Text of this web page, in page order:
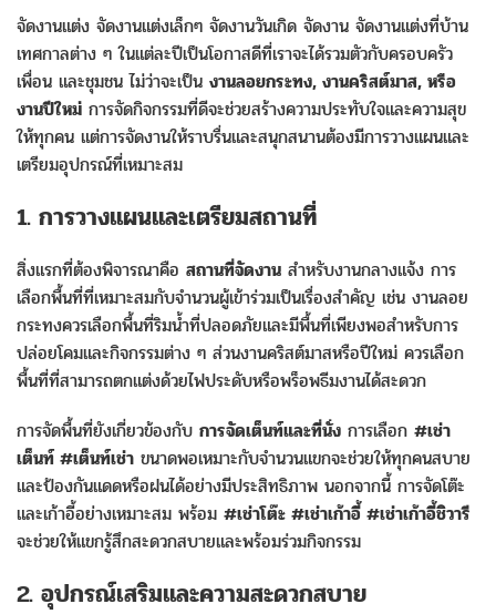
จัดงานแต่ง จัดงานแต่งเล็กๆ จัดงานวันเกิด จัดงาน จัดงานแต่งที่บ้าน
เทศกาลต่าง ๆ ในแต่ละปีเป็นโอกาสดีที่เราจะได้รวมตัวกับครอบครัว
เพื่อน และชุมชน ไม่ว่าจะเป็น งานลอยกระทง, งานคริสต์มาส, หรือ
งานปีใหม่ การจัดกิจกรรมที่ดีจะช่วยสร้างความประทับใจและความสุข
ให้ทุกคน แต่การจัดงานให้ราบรื่นและสนุกสนานต้องมีการวางแผนและ
เตรียมอุปกรณ์ที่เหมาะสม
1. การวางแผนและเตรียมสถานที่
สิ่งแรกที่ต้องพิจารณาคือ สถานที่จัดงาน สำหรับงานกลางแจ้ง การ
เลือกพื้นที่ที่เหมาะสมกับจำนวนผู้เข้าร่วมเป็นเรื่องสำคัญ เช่น งานลอย
กระทงควรเลือกพื้นที่ริมน้ำที่ปลอดภัยและมีพื้นที่เพียงพอสำหรับการ
ปล่อยโคมและกิจกรรมต่าง ๆ ส่วนงานคริสต์มาสหรือปีใหม่ ควรเลือก
พื้นที่ที่สามารถตกแต่งด้วยไฟประดับหรือพร็อพธีมงานได้สะดวก
การจัดพื้นที่ยังเกี่ยวข้องกับ การจัดเต็นท์และที่นั่ง การเลือก #เช่า
เต็นท์ #เต็นท์เช่า ขนาดพอเหมาะกับจำนวนแขกจะช่วยให้ทุกคนสบาย
และป้องกันแดดหรือฝนได้อย่างมีประสิทธิภาพ นอกจากนี้ การจัดโต๊ะ
และเก้าอี้อย่างเหมาะสม พร้อม #เช่าโต๊ะ #เช่าเก้าอี้ #เช่าเก้าอี้ชิวารี
จะช่วยให้แขกรู้สึกสะดวกสบายและพร้อมร่วมกิจกรรม
2. อุปกรณ์เสริมและความสะดวกสบาย